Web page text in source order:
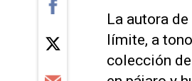
La autora
límite, a
colección